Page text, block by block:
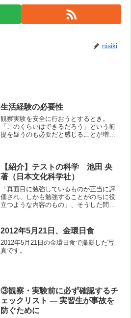
nisiki
生活経験の必要性
観察実験を安全に行おうとするとき。
「このくらいはできるだろう」という前
提を疑うのも必要だと感じることが増え
かできないとすら思っていない。...
【紹介】テストの科学 池田 央
著（日本文化科学社）
「真面目に勉強しているものが正当に評
価され、しかも勉強することがのちに役
立つような内容のもの」、そうした問題
てを問題にすれば、それが一番良いテス
トなのか。授業で話した内...
2012年5月21日、金環日食
2012年5月21日の金環日食で撮影した写
真です。
③観察・実験前に必ず確認するチ
ェックリスト ― 実習生が事故を
防ぐために